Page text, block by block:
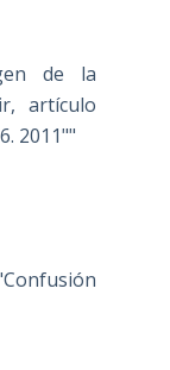
de la
artículo
2011""